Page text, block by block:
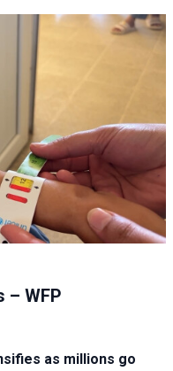
WFP
as millions go